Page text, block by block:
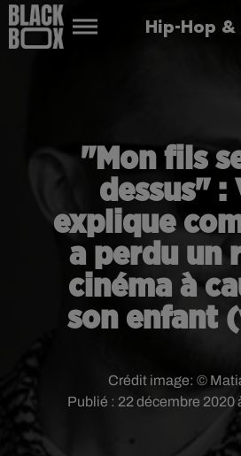
Hip-Hop &
"Mon fils
dessus" :
explique
a perdu un
cinéma à
son enfant
Publié : 22 décembre 2020
Crédit image: ©